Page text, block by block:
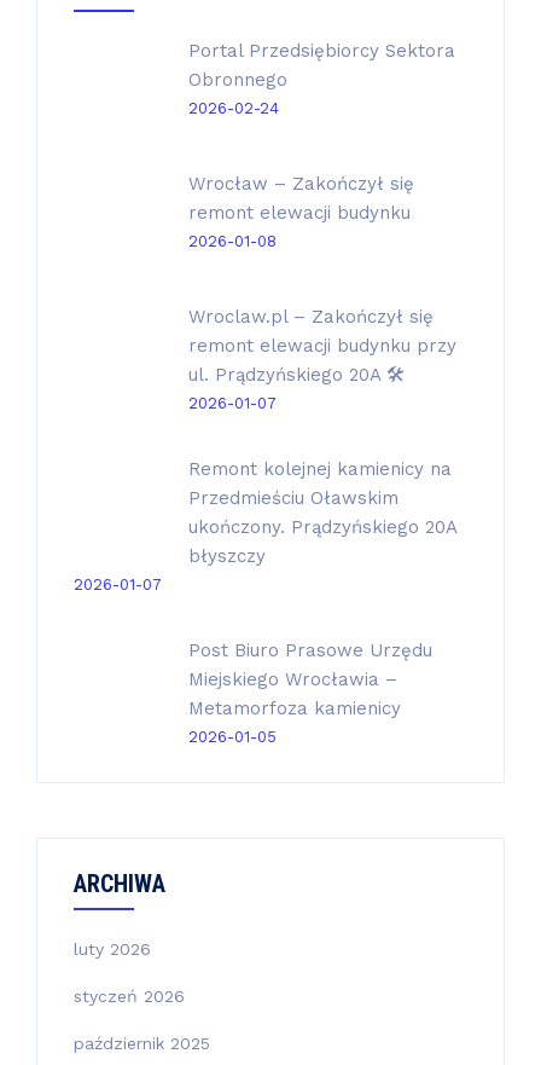
Portal Przedsiębiorcy Sektora
Obronnego
2026-02-24
Wrocław – Zakończył się
remont elewacji budynku
2026-01-08
Wroclaw.pl – Zakończył się
remont elewacji budynku przy
ul. Prądzyńskiego 20A 🛠️
2026-01-07
Remont kolejnej kamienicy na
Przedmieściu Oławskim
ukończony. Prądzyńskiego 20A
błyszczy
2026-01-07
Post Biuro Prasowe Urzędu
Miejskiego Wrocławia –
Metamorfoza kamienicy
2026-01-05
ARCHIWA
luty 2026
styczeń 2026
październik 2025